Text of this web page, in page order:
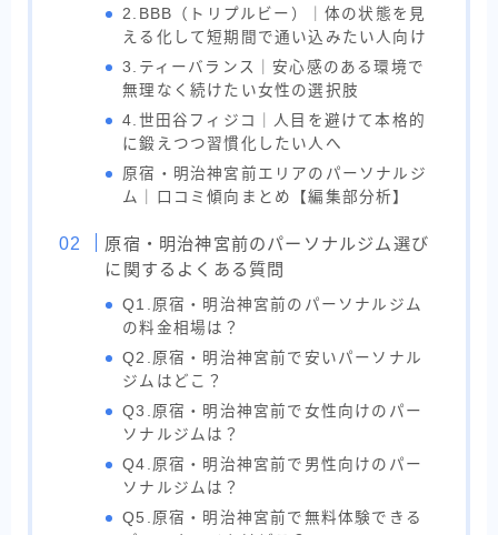
2.BBB（トリプルビー）｜体の状態を見
える化して短期間で通い込みたい人向け
3.ティーバランス｜安心感のある環境で
無理なく続けたい女性の選択肢
4.世田谷フィジコ｜人目を避けて本格的
に鍛えつつ習慣化したい人へ
原宿・明治神宮前エリアのパーソナルジ
ム｜口コミ傾向まとめ【編集部分析】
原宿・明治神宮前のパーソナルジム選び
に関するよくある質問
Q1.原宿・明治神宮前のパーソナルジム
の料金相場は？
Q2.原宿・明治神宮前で安いパーソナル
ジムはどこ？
Q3.原宿・明治神宮前で女性向けのパー
ソナルジムは？
Q4.原宿・明治神宮前で男性向けのパー
ソナルジムは？
Q5.原宿・明治神宮前で無料体験できる